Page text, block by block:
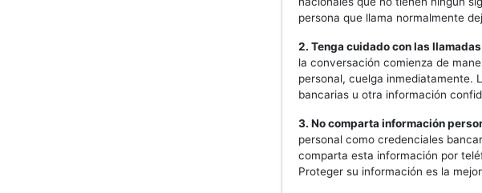
persona que llama normalmente
2. Tenga cuidado con las
la conversación comienza de
personal, cuelga inmediatamente.
bancarias u otra información
3. No comparta información
personal como credenciales
comparta esta información por
Proteger su información es la